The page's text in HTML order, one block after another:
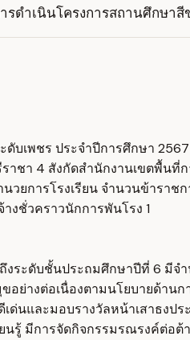
รดำเนินโครงการสถานศึกษาสี
บเพชร ประจำปีการศึกษา
ชา 4 สังกัดสำนักงานเขตพื้น
ยการโรงเรียน จำนวนข้ารา
งชั่วคราวนักการพันโรง 1
ระดับชั้นประถมศึกษาปีที่ 6 มีจ
ย่างต่อเนื่องตามนโยบายด้า
นและมอบรางวัลหน้าเสาธง
รู้ มีการจัดกิจกรรมรณรงค์ต่อ